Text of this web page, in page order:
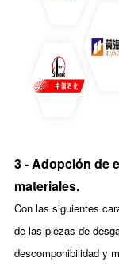
3 - Adopción de
materiales.
Con las siguientes
de las piezas de
descomponibilidad y